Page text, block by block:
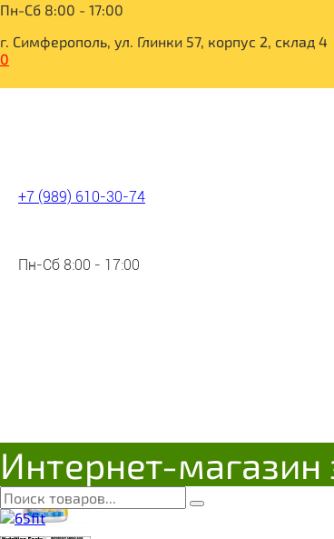
Пн-Сб 8:00 - 17:00
г. Симферополь, ул. Глинки 57, корпус 2, склад 4
0
+7 (989) 610-30-74
Пн-Сб 8:00 - 17:00
Интернет-магазин